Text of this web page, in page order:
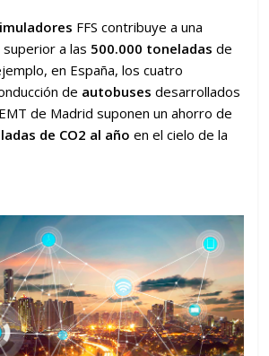
FFS contribuye a una
a las 500.000 toneladasde
en España, los cuatro
de autobuses desarrollados
de Madrid suponen un ahorro de
de CO2 al año en el cielo de la